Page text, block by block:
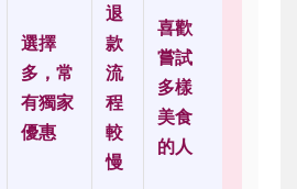
選擇
多，常
有獨家
優惠
退
款
流
程
較
慢
喜歡
嘗試
多樣
美食
的人